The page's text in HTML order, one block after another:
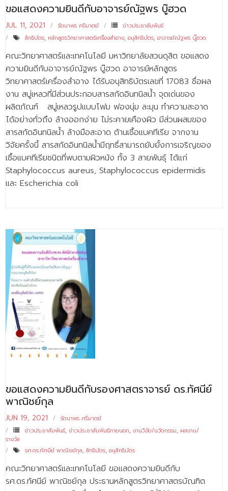
- กิจกรรม
- ข่าวประชาสัมพันธ์ภายนอก
- ทุน/สมัครงาน/ศึกษาต่อ
วารสารคณะ
ผลงานคณะ
- ฐานข้อมูลงานวิจัย
- การจัดการความรู้ (KM Scitech)
- โครงการบริหารจัดการพื้นที่ 10 ไร่ ด้านหลังโรงสีข้าว
สวนดุสิต จังหวัดปราจีนบุรี
- โครงการส่งเสริมการปลูกกล้วยเล็บมือนางฯ
- SDU Zero Waste
- งานวิจัย/นวัตกรรม
ติดต่อเรา
ขอแสดงความยินดีกับอาจารย์ณัฐพร บู๊ฮวด
JUL 11, 2021 รัตนาพร ศรีมาตย์
ข่าวประชาสัมพันธ์
สิทธิบัตร, หลักสูตรวิทยาศาสตร์เครื่องสำอาง, อนุสิทธิบัตร, อาจารย์ณัฐพร บู๊ฮวด
คณะวิทยาศาสตร์และเทคโนโลยี มหาวิทยาลัยสวนดุสิต ขอแสดง
ความยินดีกับอาจารย์ณัฐพร บู๊ฮวด อาจารย์หลักสูตร
วิทยาศาสตร์เครื่องสำอาง ได้รับอนุสิทธิบัตรเลขที่ 17083 ชื่อผล
งาน สบู่เหลวที่มีส่วนประกอบสารสกัดอินทนิลน้ำ จุดเด่นของ
ผลิตภัณฑ์ สบู่เหลวรูปแบบโฟม ฟองนุ่ม ละมุน ทำความสะอาด
ได้อย่างทั่วถึง ล้างออกง่าย ไม่ระคายเคืองผิว มีส่วนผสมของ
สารสกัดอินทนิลน้ำ ล้างมือสะอาด ต้านเชื้อแบคทีเรีย จากงาน
วิจัยครั้งนี้ สารสกัดอินทนิลน้ำมีฤทธิ์สามารถยับยั้งการเจริญของ
เชื้อแบคทีเรียชนิดที่พบตามผิวหนัง ทั้ง 3 สายพันธุ์ ได้แก่
Staphylococcus aureus, Staphylococcus epidermidis
และ Escherichia coli
ขอแสดงความยินดีกับรองศาสตราจารย์ ดร.ทัศนีย์
พาณิชย์กุล
JUN 19, 2021
รัตนาพร ศรีมาตย์
ข่าวประชาสัมพันธ์, ข่าวประชาสัมพันธ์ภายนอก, งานวิจัย/นวัตกรรม, ผลงาน/
รางวัล
รศ.ดร.ทัศนีย์ พาณิชย์กุล, สิทธิบัตร, อนุสิทธิบัตร
คณะวิทยาศาสตร์และเทคโนโลยี ขอแสดงความยินดีกับ
รศ.ดร.ทัศนีย์ พาณิชย์กุล ประธานหลักสูตรวิทยาศาสตรบัณฑิต